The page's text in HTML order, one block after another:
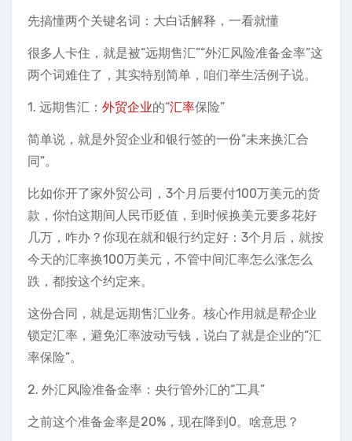
先搞懂两个关键名词：大白话解释，一看就懂
很多人卡住，就是被“远期售汇”“外汇风险准备金率”这
两个词难住了，其实特别简单，咱们举生活例子说。
1. 远期售汇： 外贸企业的“汇率保险”
简单说，就是外贸企业和银行签的一份“未来换汇合
同”。
比如你开了家外贸公司，3个月后要付100万美元的货
款，你怕这期间人民币贬值，到时候换美元要多花好
几万，咋办？你现在就和银行约定好：3个月后，就按
今天的汇率换100万美元，不管中间汇率怎么涨怎么
跌，都按这个约定来。
这份合同，就是远期售汇业务。核心作用就是帮企业
锁定汇率，避免汇率波动亏钱，说白了就是企业的“汇
率保险”。
2. 外汇风险准备金率：央行管外汇的“工具”
之前这个准备金率是20%，现在降到0。啥意思？